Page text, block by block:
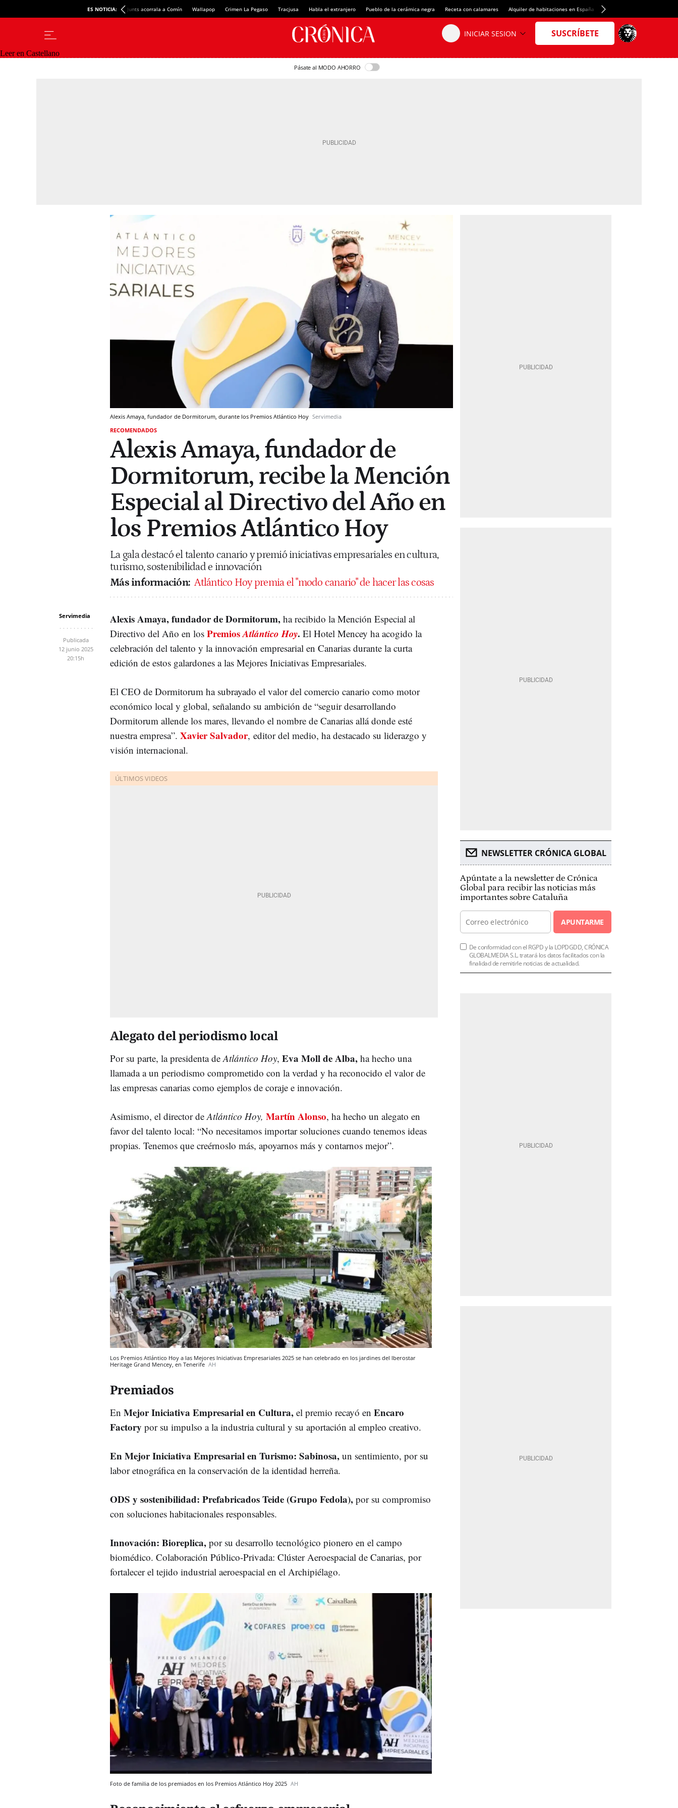
ES NOTICIA: Junts acorrala a Comín Wallapop Crimen La Pegaso Tracjusa Habla el extranjero Pueblo de la cerámica negra Receta con calamares Alquiler de habitaciones en España Crédito del Spotify Camp Nou
Leer en Castellano
Pásate al MODO AHORRO
Alexis Amaya, fundador de Dormitorum, durante los Premios Atlántico Hoy Servimedia
RECOMENDADOS
Alexis Amaya, fundador de
Dormitorum, recibe la Mención
Especial al Directivo del Año en
los Premios Atlántico Hoy
La gala destacó el talento canario y premió iniciativas empresariales en cultura,
turismo, sostenibilidad e innovación
Más información: Atlántico Hoy premia el "modo canario" de hacer las cosas
Servimedia
Publicada
12 junio 2025
20:15h
Alexis Amaya, fundador de Dormitorum, ha recibido la Mención Especial al
Directivo del Año en los PremiosAtlántico Hoy. El Hotel Mencey ha acogido la
celebración del talento y la innovación empresarial en Canarias durante la curta
edición de estos galardones a las Mejores Iniciativas Empresariales.
El CEO de Dormitorum ha subrayado el valor del comercio canario como motor
económico local y global, señalando su ambición de “seguir desarrollando
Dormitorum allende los mares, llevando el nombre de Canarias allá donde esté
nuestra empresa”. Xavier Salvador, editor del medio, ha destacado su liderazgo y
visión internacional.
Alegato del periodismo local
Por su parte, la presidenta de Atlántico Hoy, Eva Moll de Alba, ha hecho una
llamada a un periodismo comprometido con la verdad y ha reconocido el valor de
las empresas canarias como ejemplos de coraje e innovación.
Asimismo, el director de Atlántico Hoy, Martín Alonso, ha hecho un alegato en
favor del talento local: “No necesitamos importar soluciones cuando tenemos ideas
propias. Tenemos que creérnoslo más, apoyarnos más y contarnos mejor”.
Los Premios Atlántico Hoy a las Mejores Iniciativas Empresariales 2025 se han celebrado en los jardines del Iberostar
Heritage Grand Mencey, en Tenerife AH
Premiados
En Mejor Iniciativa Empresarial en Cultura, el premio recayó en Encaro
Factory por su impulso a la industria cultural y su aportación al empleo creativo.
En Mejor Iniciativa Empresarial en Turismo: Sabinosa, un sentimiento, por su
labor etnográfica en la conservación de la identidad herreña.
ODS y sostenibilidad: Prefabricados Teide (Grupo Fedola), por su compromiso
con soluciones habitacionales responsables.
Innovación: Bioreplica, por su desarrollo tecnológico pionero en el campo
biomédico. Colaboración Público-Privada: Clúster Aeroespacial de Canarias, por
fortalecer el tejido industrial aeroespacial en el Archipiélago.
Foto de familia de los premiados en los Premios Atlántico Hoy 2025 AH
NEWSLETTER CRÓNICA GLOBAL
Apúntate a la newsletter de Crónica
Global para recibir las noticias más
importantes sobre Cataluña
APUNTARME
De conformidad con el RGPD y la LOPDGDD, CRÓNICA
GLOBALMEDIA S.L. tratará los datos facilitados con la
finalidad de remitirle noticias de actualidad.